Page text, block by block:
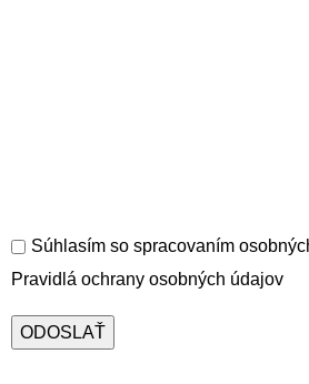
Súhlasím so spracovaním
Pravidlá ochrany osobných údajov